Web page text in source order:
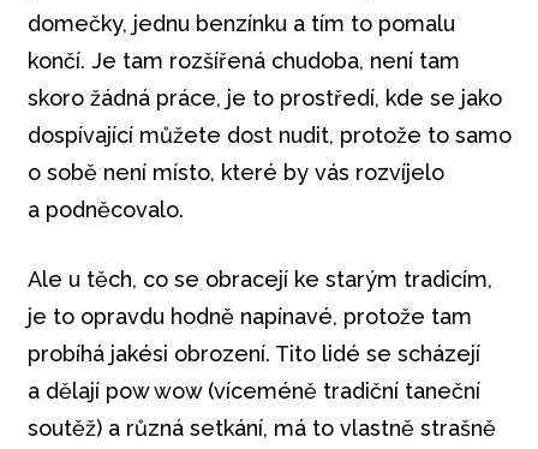
domečky, jednu benzínku a tím to pomalu
končí. Je tam rozšířená chudoba, není tam
skoro žádná práce, je to prostředí, kde se jako
dospívající můžete dost nudit, protože to samo
o sobě není místo, které by vás rozvíjelo
a podněcovalo.
Ale u těch, co se obracejí ke starým tradicím,
je to opravdu hodně napínavé, protože tam
probíhá jakési obrození. Tito lidé se scházejí
a dělají pow wow (víceméně tradiční taneční
soutěž) a různá setkání, má to vlastně strašně